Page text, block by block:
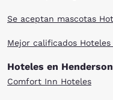
Se aceptan mascotas
Mejor calificados
Hoteles en
Comfort Inn Hoteles